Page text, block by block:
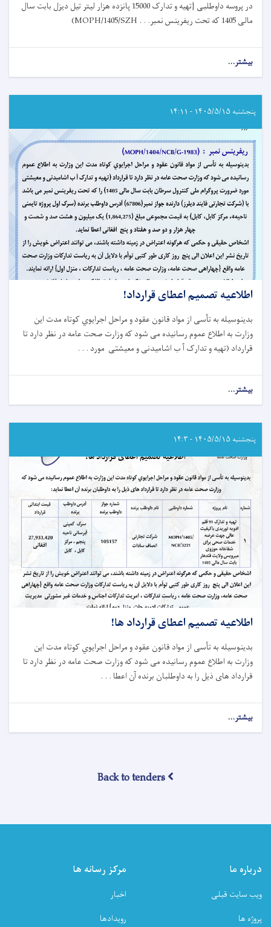
در پروسه داوطلبی {تهیه و تدارک 15000 پانزده هزار لیتر تیل دیزل بابت سال
مالی 1405 که تحت ریفرینس نمبر
(MOPH/1405/SZH . . .
بیشتر...
اعلان
به
داوطلبی! پنجشنبه ۱۴۰۵/۵/۱۵ - ۱۴:۱۱
اطلاعیه تصمیم اعطای قرارداد!
بدینوسیله به تأسی از مواد قانون عقود و مراحل اجرایوي کوتاه‌ مدت این
وزارت به اطلاع عموم رسانیده می شود که وزارت صحت عامه در نظر دارد تا
قرارداد (تهیه و تدارک آ ب اشامیدنی و معیشتی مورد . . .
بیشتر...
اطلاعیه
اعطای
قرارداد! پنجشنبه ۱۴۰۵/۵/۱۵ - ۱۴:۳
اطلاعیه تصمیم اعطای قرارداد ها!
بدینوسیله به تأسی از مواد قانون عقود ومراحل اجرایويکوتاه‌ مدت این
وزارت به اطلاع عموم رسانیده می شود که وزارت صحت عامه در نظر دارد تا
قرارداد های ذیل را به داوطلبان برنده آن اعطا . . .
بیشتر...
اطلاعیه
Back to tenders
درباره ما
ویب سایت قبلی
پروژه ها
مرکز رسانه ها
اخبار
رویدادها